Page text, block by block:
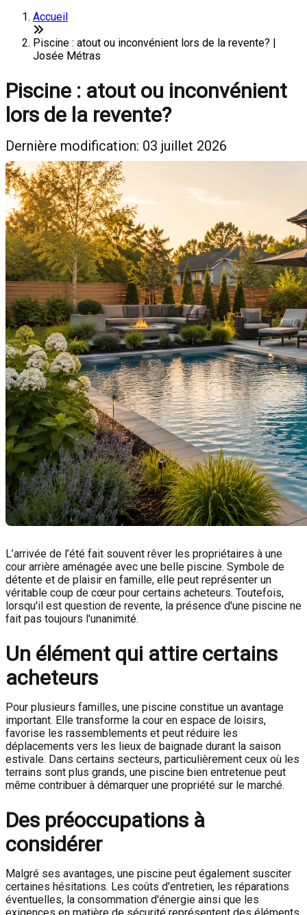
Accueil
Piscine : atout ou inconvénient lors de la revente? |
Josée Métras
Piscine : atout ou inconvénient
lors de la revente?
Dernière modification: 03 juillet 2026
L’arrivée de l’été fait souvent rêver les propriétaires à une
cour arrière aménagée avec une belle piscine. Symbole de
détente et de plaisir en famille, elle peut représenter un
véritable coup de cœur pour certains acheteurs. Toutefois,
lorsqu'il est question de revente, la présence d'une piscine ne
fait pas toujours l'unanimité.
Un élément qui attire certains
acheteurs
Pour plusieurs familles, une piscine constitue un avantage
important. Elle transforme la cour en espace de loisirs,
favorise les rassemblements et peut réduire les
déplacements vers les lieux de baignade durant la saison
estivale. Dans certains secteurs, particulièrement ceux où les
terrains sont plus grands, une piscine bien entretenue peut
même contribuer à démarquer une propriété sur le marché.
Des préoccupations à
considérer
Malgré ses avantages, une piscine peut également susciter
certaines hésitations. Les coûts d'entretien, les réparations
éventuelles, la consommation d'énergie ainsi que les